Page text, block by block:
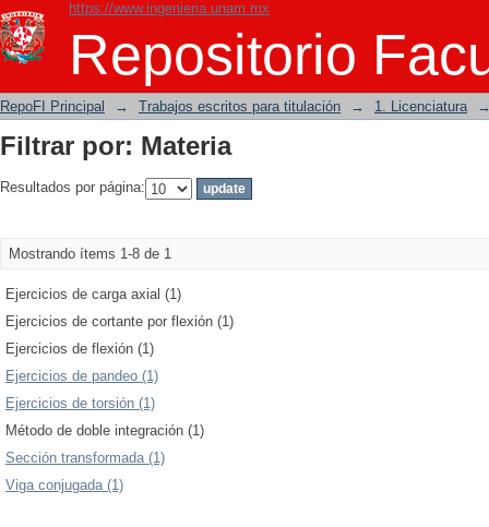
https://www.ingenieria.unam.mx
Repositorio
Filtrar por: Materia
RepoFI Principal → Trabajos escritos para titulación → 1. Licenciatura
Filtrar por: Materia
Resultados por página:
Mostrando ítems 1-8 de 1
Ejercicios de carga axial (1)
Ejercicios de cortante por flexión (1)
Ejercicios de flexión (1)
Ejercicios de pandeo (1)
Ejercicios de torsión (1)
Método de doble integración (1)
Sección transformada (1)
Viga conjugada (1)